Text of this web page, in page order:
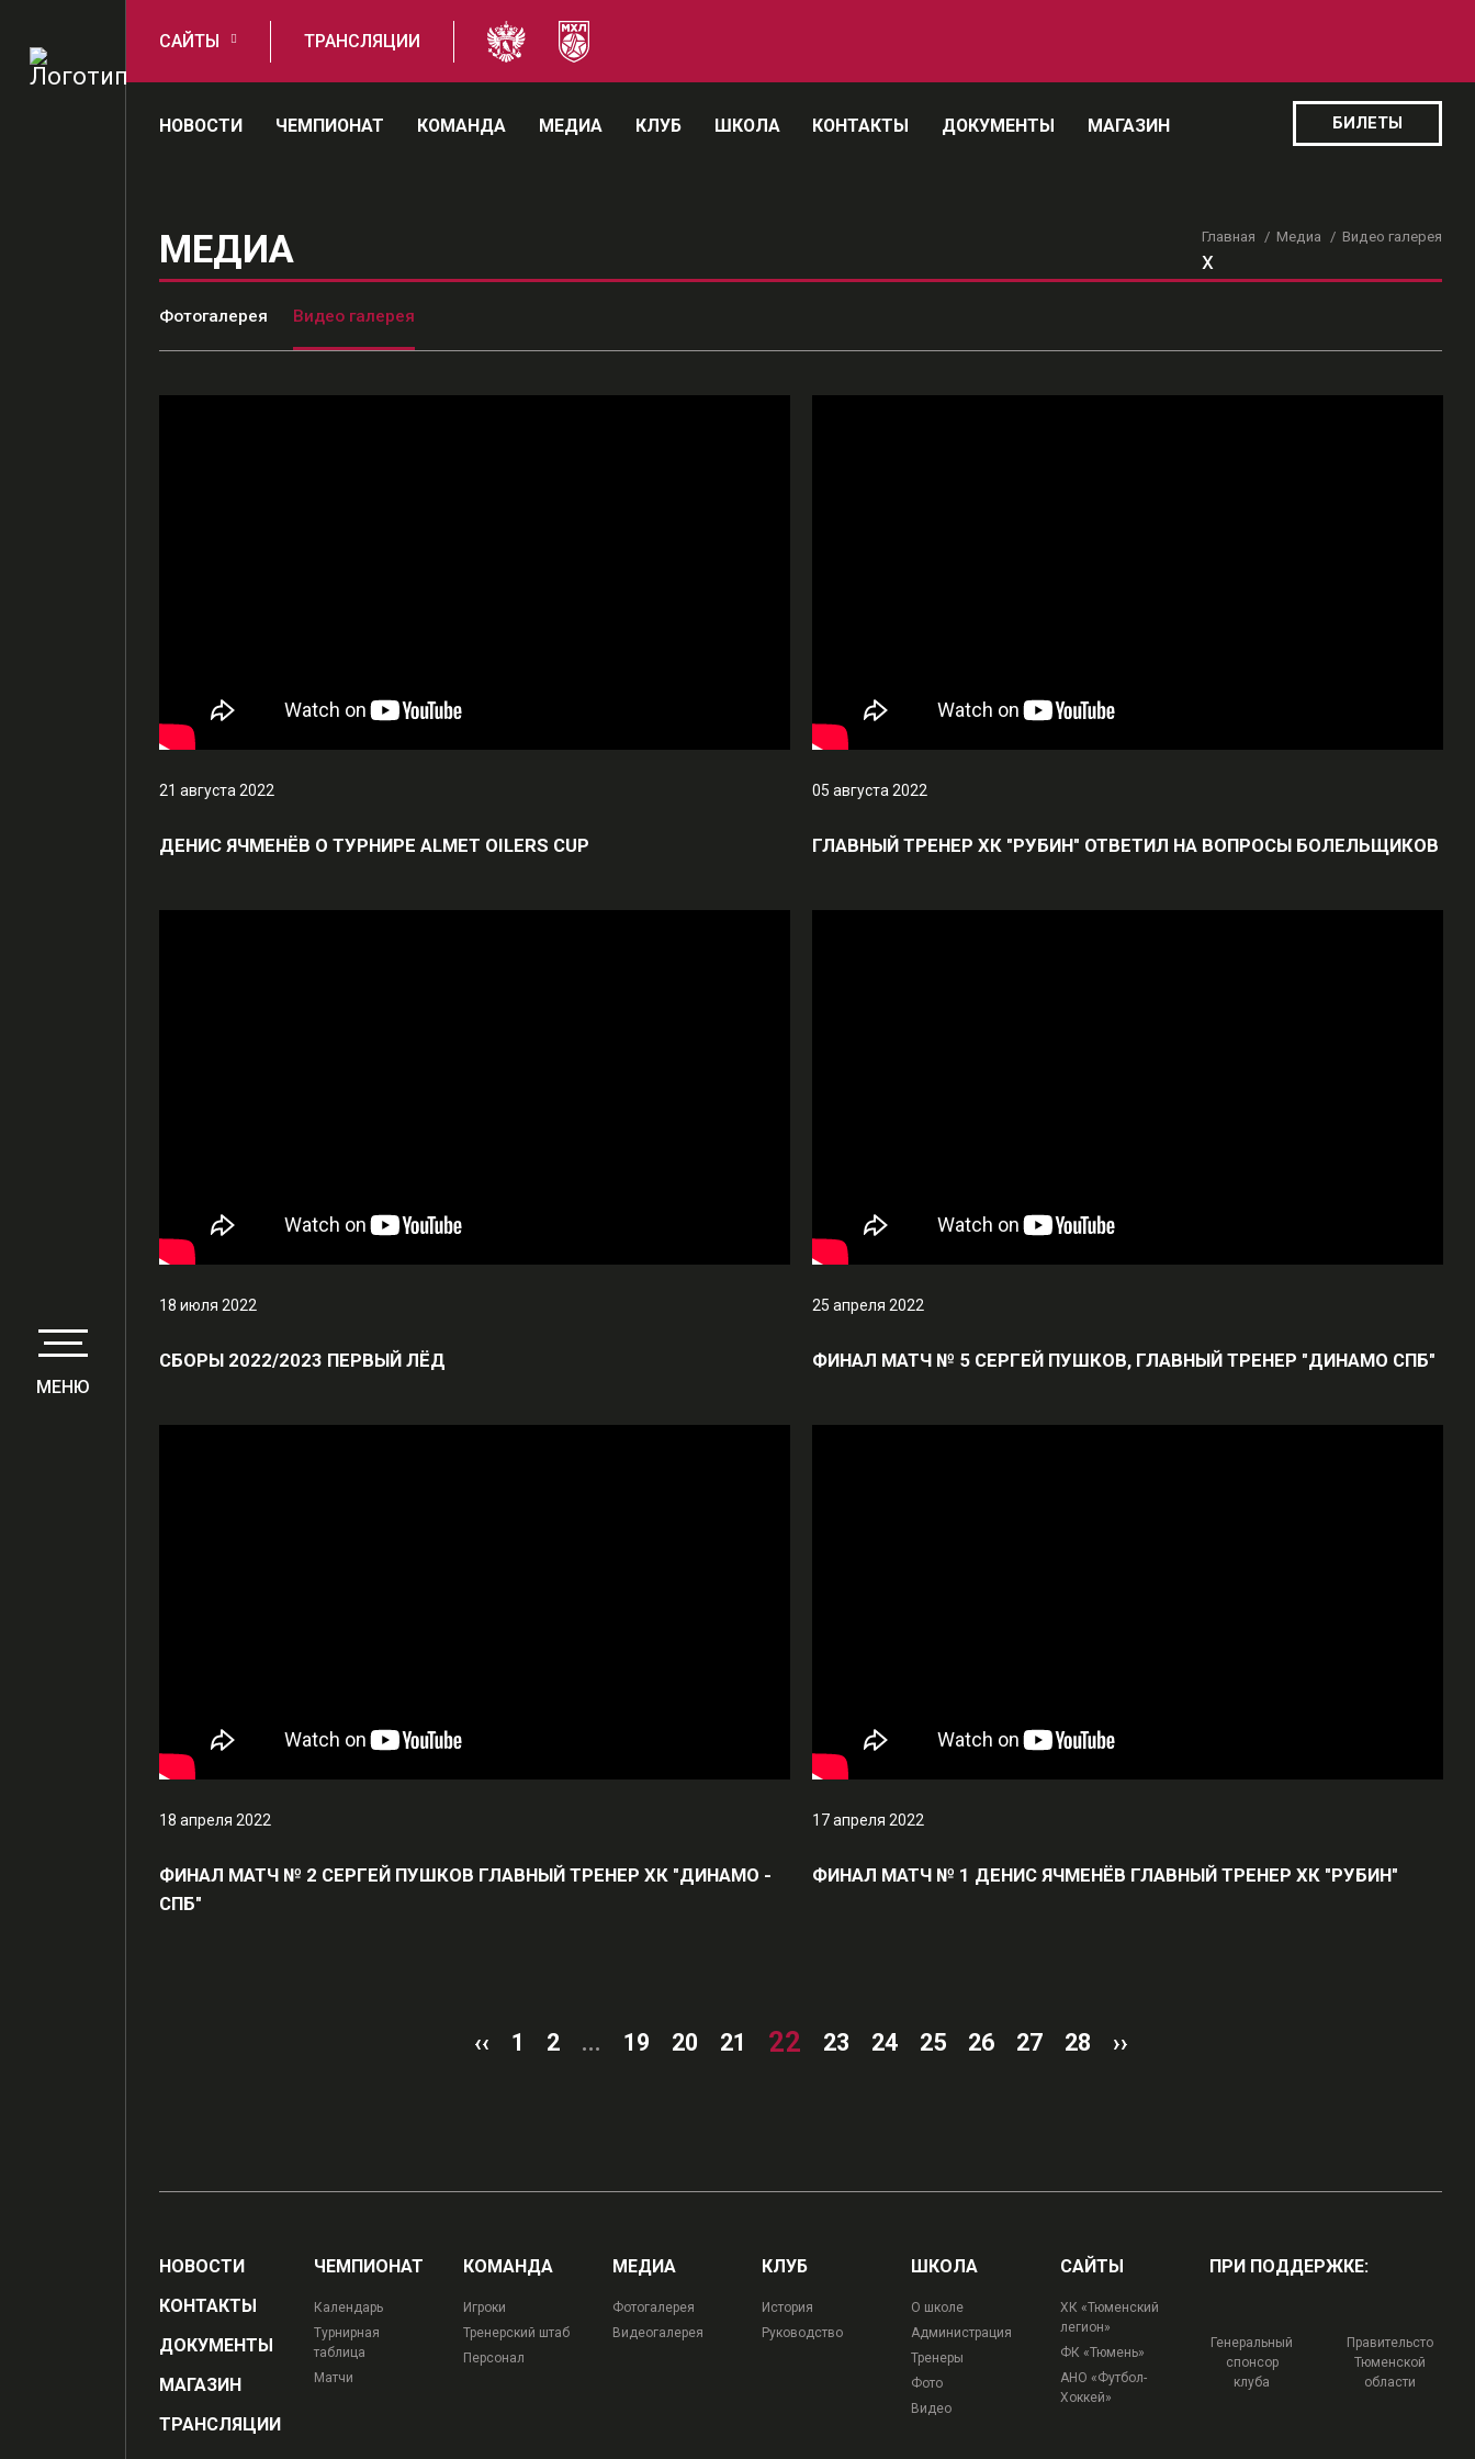
САЙТЫ ТРАНСЛЯЦИИ
НОВОСТИ ЧЕМПИОНАТ КОМАНДА МЕДИА КЛУБ ШКОЛА КОНТАКТЫ ДОКУМЕНТЫ МАГАЗИН БИЛЕТЫ
МЕНЮ
МЕДИА Главная Медиа Видео галерея
x
Фотогалерея Видео галерея
21 августа 2022
ДЕНИС ЯЧМЕНЁВ О ТУРНИРЕ ALMET OILERS CUP
05 августа 2022
ГЛАВНЫЙ ТРЕНЕР ХК "РУБИН" ОТВЕТИЛ НА ВОПРОСЫ БОЛЕЛЬЩИКОВ
18 июля 2022
СБОРЫ 2022/2023 ПЕРВЫЙ ЛЁД
25 апреля 2022
ФИНАЛ МАТЧ № 5 СЕРГЕЙ ПУШКОВ, ГЛАВНЫЙ ТРЕНЕР "ДИНАМО СПБ"
18 апреля 2022
ФИНАЛ МАТЧ № 2 СЕРГЕЙ ПУШКОВ ГЛАВНЫЙ ТРЕНЕР ХК "ДИНАМО -
СПБ"
17 апреля 2022
ФИНАЛ МАТЧ № 1 ДЕНИС ЯЧМЕНЁВ ГЛАВНЫЙ ТРЕНЕР ХК "РУБИН"
‹‹ 1 2 ... 19 20 21 22 23 24 25 26 27 28 ››
НОВОСТИ
КОНТАКТЫ
ДОКУМЕНТЫ
МАГАЗИН
ТРАНСЛЯЦИИ
ЧЕМПИОНАТ
Календарь
Турнирная
таблица
Матчи
КОМАНДА
Игроки
Тренерский штаб
Персонал
МЕДИА
Фотогалерея
Видеогалерея
КЛУБ
История
Руководство
ШКОЛА
О школе
Администрация
Тренеры
Фото
Видео
САЙТЫ
ХК «Тюменский
легион»
ФК «Тюмень»
АНО «Футбол-
Хоккей»
ПРИ ПОДДЕРЖКЕ:
Генеральный
спонсор
клуба
Правительсто
Тюменской
области